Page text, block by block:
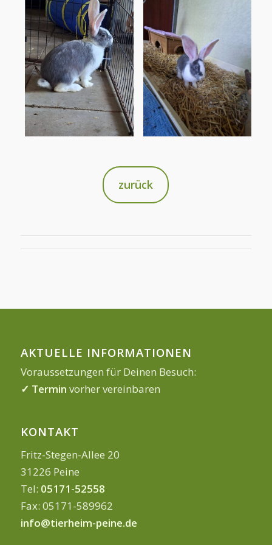
zurück
AKTUELLE INFORMATIONEN
Voraussetzungen für Deinen Besuch:
✓ Termin vorher vereinbaren
KONTAKT
Fritz-Stegen-Allee 20
31226 Peine
Tel: 05171-52558
Fax: 05171-589962
info@tierheim-peine.de